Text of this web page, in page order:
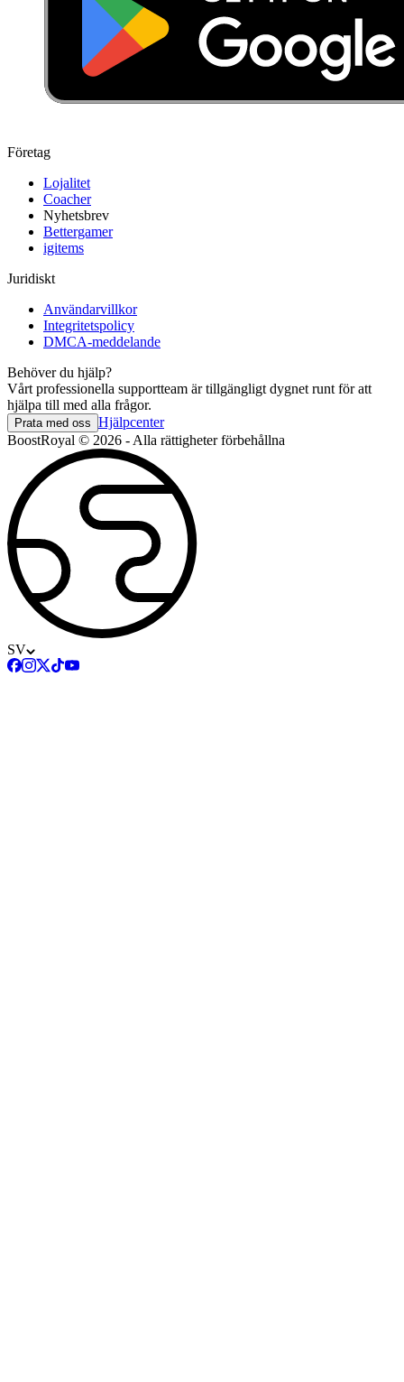
Företag
Lojalitet
Coacher
Nyhetsbrev
Bettergamer
igitems
Juridiskt
Användarvillkor
Integritetspolicy
DMCA-meddelande
Behöver du hjälp?
Vårt professionella supportteam är tillgängligt dygnet runt för att
hjälpa till med alla frågor.
Prata med oss Hjälpcenter
BoostRoyal © 2026 - Alla rättigheter förbehållna
SV